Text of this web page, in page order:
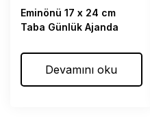
Eminönü 17 x 24 cm
Taba Günlük Ajanda
Devamını oku